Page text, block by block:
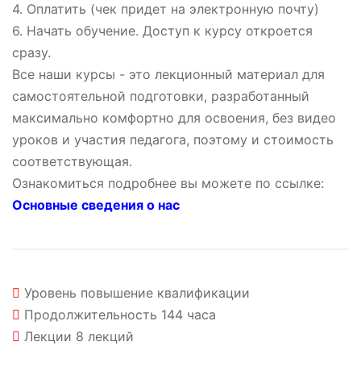
4. Оплатить (чек придет на электронную почту)
6. Начать обучение. Доступ к курсу откроется
сразу.
Все наши курсы - это лекционный материал для
самостоятельной подготовки, разработанный
максимально комфортно для освоения, без видео
уроков и участия педагога, поэтому и стоимость
соответствующая.
Ознакомиться подробнее вы можете по ссылке:
Основные сведения о нас
Уровень повышение квалификации
Продолжительность 144 часа
Лекции 8 лекций